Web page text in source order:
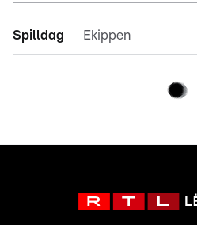
Spilldag Ekippen